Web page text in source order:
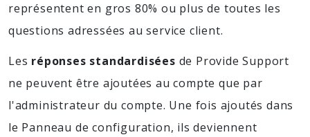
représentent en gros 80% ou plus de toutes les
questions adressées au service client.
Les réponses standardisées de Provide Support
ne peuvent être ajoutées au compte que par
l'administrateur du compte. Une fois ajoutés dans
le Panneau de configuration, ils deviennent